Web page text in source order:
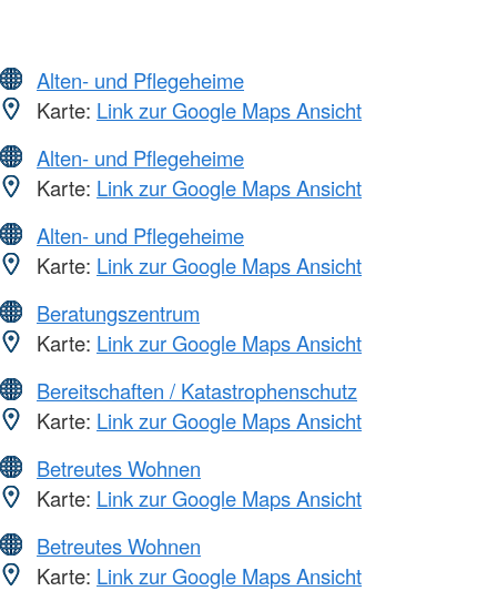
Alten- und Pflegeheime
Karte: Link zur Google Maps Ansicht
Alten- und Pflegeheime
Karte: Link zur Google Maps Ansicht
Alten- und Pflegeheime
Karte: Link zur Google Maps Ansicht
Beratungszentrum
Karte: Link zur Google Maps Ansicht
Bereitschaften / Katastrophenschutz
Karte: Link zur Google Maps Ansicht
Betreutes Wohnen
Karte: Link zur Google Maps Ansicht
Betreutes Wohnen
Karte: Link zur Google Maps Ansicht